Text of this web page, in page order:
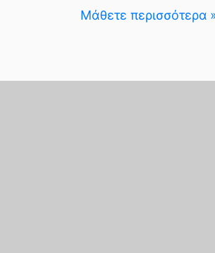
Μάθετε περισσότερα